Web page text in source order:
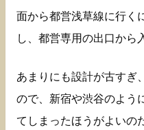
面から都営浅草線に行く
し、都営専用の出口から
あまりにも設計が古すぎ
ので、新宿や渋谷のよう
てしまったほうがよいの